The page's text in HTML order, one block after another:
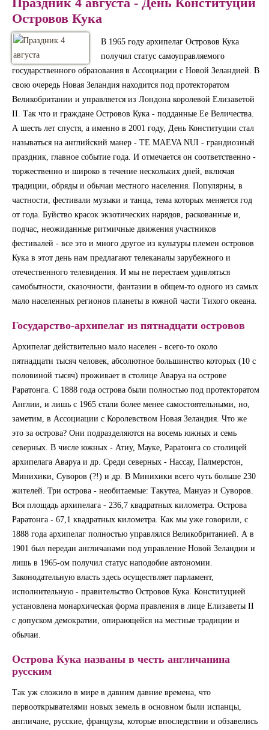
Островов Кука
В 1965 году архипелаг Островов Кука
получил статус самоуправляемого
государственного образования в Ассоциации с Новой Зеландией. В
свою очередь Новая Зеландия находится под протекторатом
Великобритании и управляется из Лондона королевой Елизаветой
II. Так что и граждане Островов Кука - подданные Ее Величества.
А шесть лет спустя, а именно в 2001 году, День Конституции стал
называться на английский манер - TE MAEVA NUI - грандиозный
праздник, главное событие года. И отмечается он соответственно -
торжественно и широко в течение нескольких дней, включая
традиции, обряды и обычаи местного населения. Популярны, в
частности, фестивали музыки и танца, тема которых меняется год
от года. Буйство красок экзотических нарядов, раскованные и,
подчас, неожиданные ритмичные движения участников
фестивалей - все это и много другое из культуры племен островов
Кука в этот день нам предлагают телеканалы зарубежного и
отечественного телевидения. И мы не перестаем удивляться
самобытности, сказочности, фантазии в общем-то одного из самых
мало населенных регионов планеты в южной части Тихого океана.
Государство-архипелаг из пятнадцати островов
Архипелаг действительно мало населен - всего-то около
пятнадцати тысяч человек, абсолютное большинство которых (10 с
половиной тысяч) проживает в столице Аваруа на острове
Раратонга. С 1888 года острова были полностью под протекторатом
Англии, и лишь с 1965 стали более менее самостоятельными, но,
заметим, в Ассоциации с Королевством Новая Зеландия. Что же
это за острова? Они подразделяются на восемь южных и семь
северных. В числе южных - Атиу, Мауке, Раратонга со столицей
архипелага Аваруа и др. Среди северных - Нассау, Палмерстон,
Минихики, Суворов (?!) и др. В Минихики всего чуть больше 230
жителей. Три острова - необитаемые: Такутеа, Мануаэ и Суворов.
Вся площадь архипелага - 236,7 квадратных километра. Острова
Раратонга - 67,1 квадратных километра. Как мы уже говорили, с
1888 года архипелаг полностью управлялся Великобританией. А в
1901 был передан англичанами под управление Новой Зеландии и
лишь в 1965-ом получил статус наподобие автономии.
Законодательную власть здесь осуществляет парламент,
исполнительную - правительство Островов Кука. Конституцией
установлена монархическая форма правления в лице Елизаветы II
с допуском демократии, опирающейся на местные традиции и
обычаи.
Острова Кука названы в честь англичанина
русским
Так уж сложило в мире в давним давние времена, что
первооткрывателями новых земель в основном были испанцы,
англичане, русские, французы, которые впоследствии и обзавелись